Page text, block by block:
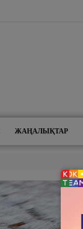
ЖАҢАЛЫҚТАР